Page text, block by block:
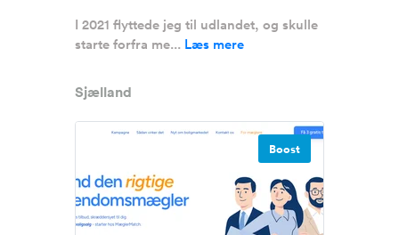
I 2021 flyttede jeg til udlandet, og skulle
starte forfra me... Læs mere
Sjælland
Boost